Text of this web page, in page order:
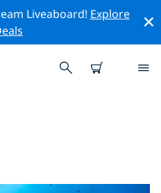
Liveaboard! Explore